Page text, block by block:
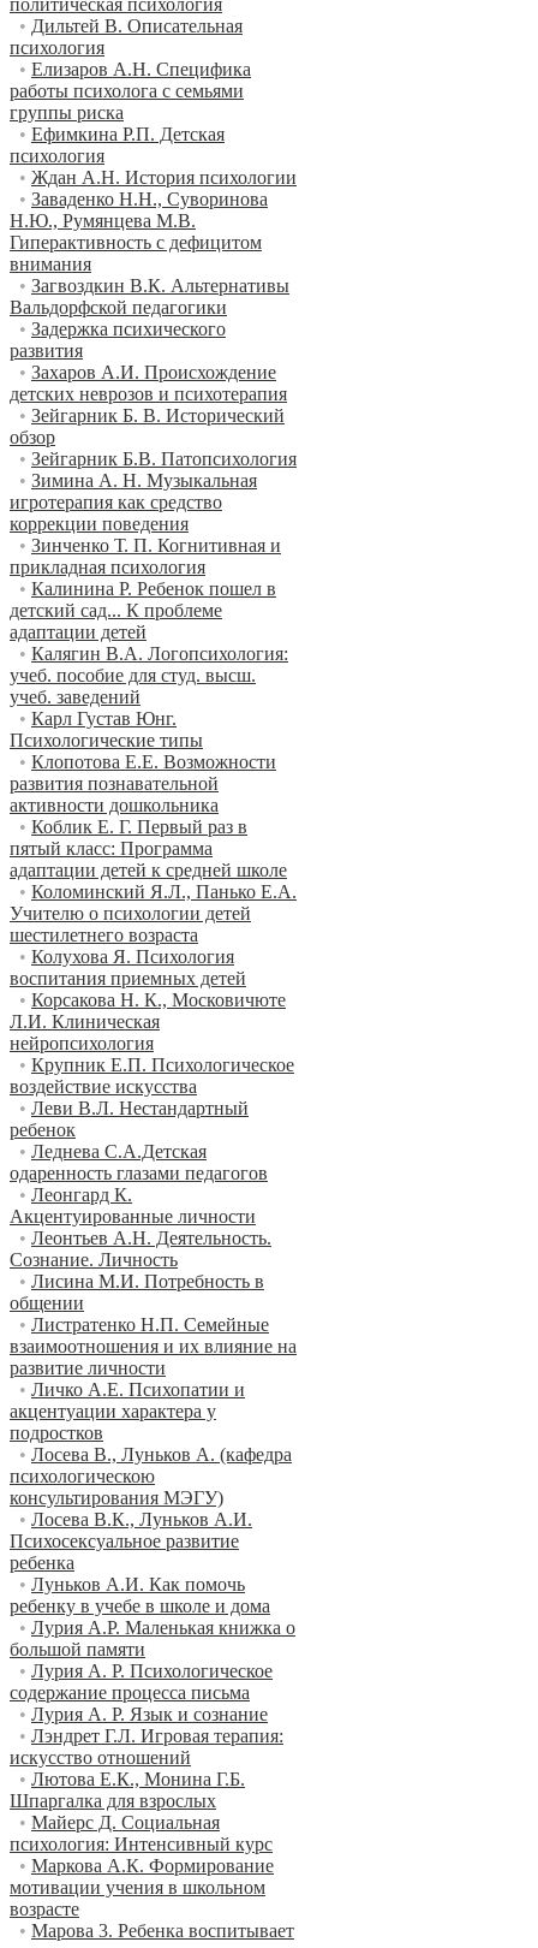
• Дильтей В. Описательная
психология
• Елизаров А.Н. Специфика
работы психолога с семьями
группы риска
• Ефимкина Р.П. Детская
психология
• Ждан А.Н. История психологии
• Заваденко Н.Н., Суворинова
Н.Ю., Румянцева М.В.
Гиперактивность с дефицитом
внимания
• Загвоздкин В.К. Альтернативы
Вальдорфской педагогики
• Задержка психического
развития
• Захаров А.И. Происхождение
детских неврозов и психотерапия
• Зейгарник Б. В. Исторический
обзор
• Зейгарник Б.В. Патопсихология
• Зимина А. Н. Музыкальная
игротерапия как средство
коррекции поведения
• Зинченко Т. П. Когнитивная и
прикладная психология
• Калинина Р. Ребенок пошел в
детский сад... К проблеме
адаптации детей
• Калягин В.А. Логопсихология:
учеб. пособие для студ. высш.
учеб. заведений
• Карл Густав Юнг.
Психологические типы
• Клопотова Е.Е. Возможности
развития познавательной
активности дошкольника
• Коблик Е. Г. Первый раз в
пятый класс: Программа
адаптации детей к средней школе
• Коломинский Я.Л., Панько Е.А.
Учителю о психологии детей
шестилетнего возраста
• Колухова Я. Психология
воспитания приемных детей
• Корсакова Н. К., Московичюте
Л.И. Клиническая
нейропсихология
• Крупник Е.П. Психологическое
воздействие искусства
• Леви В.Л. Нестандартный
ребенок
• Леднева С.А.Детская
одаренность глазами педагогов
• Леонгард К.
Акцентуированные личности
• Леонтьев А.Н. Деятельность.
Сознание. Личность
• Лисина М.И. Потребность в
общении
• Листратенко Н.П. Семейные
взаимоотношения и их влияние на
развитие личности
• Личко А.Е. Психопатии и
акцентуации характера у
подростков
• Лосева В., Луньков А. (кафедра
психологическою
консультирования МЭГУ)
• Лосева В.К., Луньков А.И.
Психосексуальное развитие
ребенка
• Луньков А.И. Как помочь
ребенку в учебе в школе и дома
• Лурия A.P. Маленькая книжка о
большой памяти
• Лурия А. Р. Психологическое
содержание процесса письма
• Лурия А. Р. Язык и сознание
• Лэндрет Г.Л. Игровая терапия:
искусство отношений
• Лютова Е.К., Монина Г.Б.
Шпаргалка для взрослых
• Майерс Д. Социальная
психология: Интенсивный курс
• Маркова А.К. Формирование
мотивации учения в школьном
возрасте
• Марова 3. Ребенка воспитывает